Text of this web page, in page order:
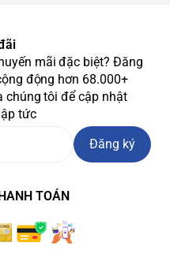
mãi đặc biệt? Đăng
động hơn 68.000+
chúng tôi để cập nhật
tức
Đăng ký
TOÁN